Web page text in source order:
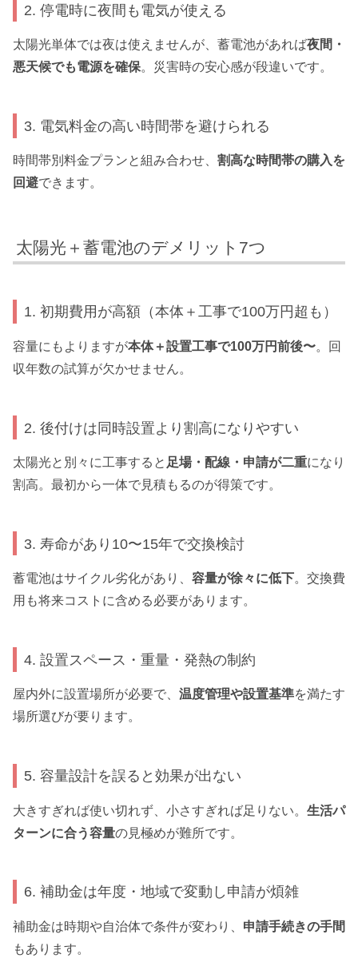
2. 停電時に夜間も電気が使える
太陽光単体では夜は使えませんが、蓄電池があれば夜間・
悪天候でも電源を確保。災害時の安心感が段違いです。
3. 電気料金の高い時間帯を避けられる
時間帯別料金プランと組み合わせ、 割高な時間帯の購入を
回避できます。
太陽光＋蓄電池のデメリット7つ
1. 初期費用が高額（本体＋工事で100万円超も）
容量にもよりますが本体＋設置工事で100万円前後〜。回
収年数の試算が欠かせません。
2. 後付けは同時設置より割高になりやすい
太陽光と別々に工事すると 足場・配線・申請が二重になり
割高。最初から一体で見積もるのが得策です。
3. 寿命があり10〜15年で交換検討
蓄電池はサイクル劣化があり、 容量が徐々に低下。交換費
用も将来コストに含める必要があります。
4. 設置スペース・重量・発熱の制約
屋内外に設置場所が必要で、 温度管理や設置基準を満たす
場所選びが要ります。
5. 容量設計を誤ると効果が出ない
大きすぎれば使い切れず、小さすぎれば足りない。 生活パ
ターンに合う容量の見極めが難所です。
6. 補助金は年度・地域で変動し申請が煩雑
補助金は時期や自治体で条件が変わり、 申請手続きの手間
もあります。